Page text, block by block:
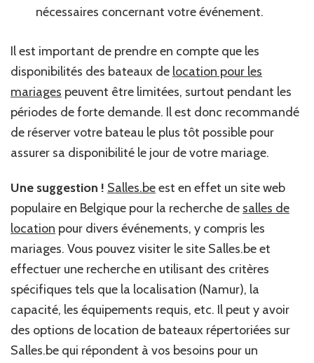
nécessaires concernant votre événement.
Il est important de prendre en compte que les
disponibilités des bateaux de location pour les
mariages peuvent être limitées, surtout pendant les
périodes de forte demande. Il est donc recommandé
de réserver votre bateau le plus tôt possible pour
assurer sa disponibilité le jour de votre mariage.
Une suggestion ! Salles.beest en effet un site web
populaire en Belgique pour la recherche de salles de
location pour divers événements, y compris les
mariages. Vous pouvez visiter le site Salles.be et
effectuer une recherche en utilisant des critères
spécifiques tels que la localisation (Namur), la
capacité, les équipements requis, etc. Il peut y avoir
des options de location de bateaux répertoriées sur
Salles.be qui répondent à vos besoins pour un